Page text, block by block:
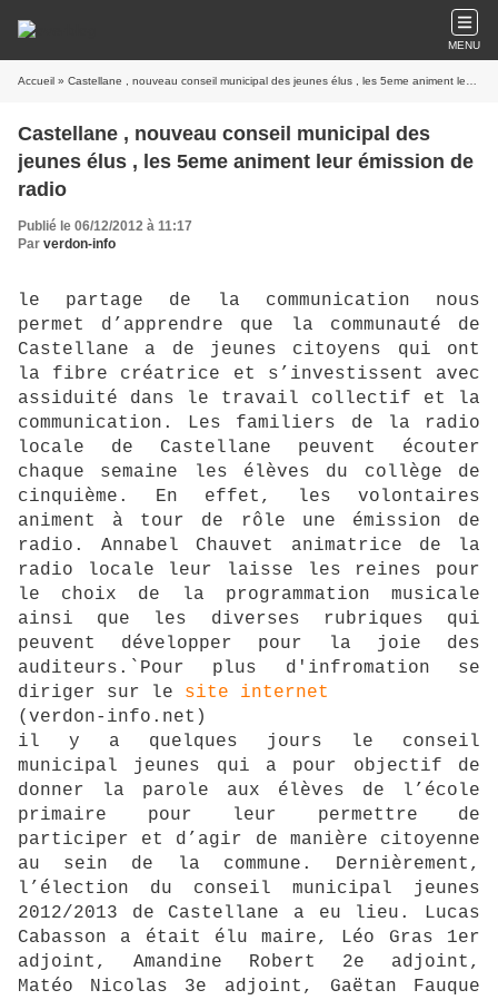
MENU
Accueil » Castellane , nouveau conseil municipal des jeunes élus , les 5eme animent leur émission de radio
Castellane , nouveau conseil municipal des
jeunes élus , les 5eme animent leur émission de
radio
Publié le 06/12/2012 à 11:17
Par verdon-info
le partage de la communication nous
permet d’apprendre que la communauté de
Castellane a de jeunes citoyens qui ont
la fibre créatrice et s’investissent avec
assiduité dans le travail collectif et la
communication. Les familiers de la radio
locale de Castellane peuvent écouter
chaque semaine les élèves du collège de
cinquième. En effet, les volontaires
animent à tour de rôle une émission de
radio. Annabel Chauvet animatrice de la
radio locale leur laisse les reines pour
le choix de la programmation musicale
ainsi que les diverses rubriques qui
peuvent développer pour la joie des
auditeurs.`Pour plus d'infromation se
diriger sur le site internet
(verdon-info.net)
il y a quelques jours le conseil
municipal jeunes qui a pour objectif de
donner la parole aux élèves de l’école
primaire pour leur permettre de
participer et d’agir de manière citoyenne
au sein de la commune. Dernièrement,
l’élection du conseil municipal jeunes
2012/2013 de Castellane a eu lieu. Lucas
Cabasson a était élu maire, Léo Gras 1er
adjoint, Amandine Robert 2e adjoint,
Matéo Nicolas 3e adjoint, Gaëtan Fauque